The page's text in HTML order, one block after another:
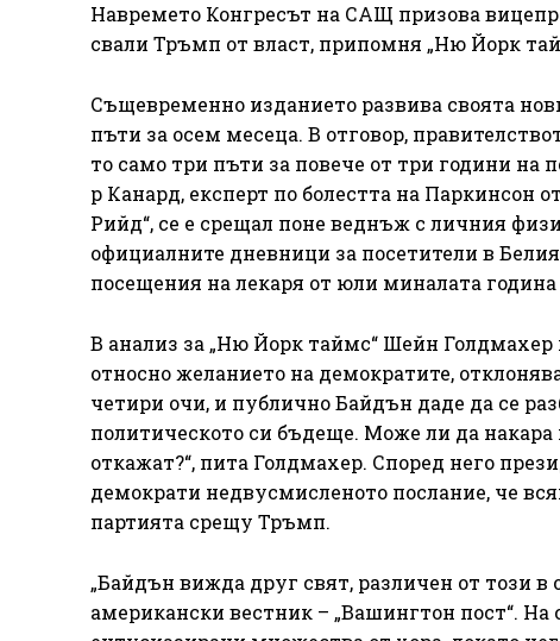
Навремето Конгресът на САЩ призова
свали Тръмп от власт, припомня „Ню Йорк
Същевременно изданието развива своята
пъти за осем месеца. В отговор,
то само три пъти за повече от три години
р Канард, експерт по болестта на
Рийд“, се е срещал поне веднъж с личния
официалните дневници за посетители в
посещения на лекаря от юли миналата
В анализ за „Ню Йорк таймс“ Шейн
относно желанието на демократите,
четири очи, и публично Байдън даде да се
политическото си бъдеще. Може ли да
откажат?“, пита Голдмахер. Според него
демократи недвусмисленото послание, че
партията срещу Тръмп.
„Байдън вижда друг свят, различен от този в
американски вестник – „Вашингтон пост“.